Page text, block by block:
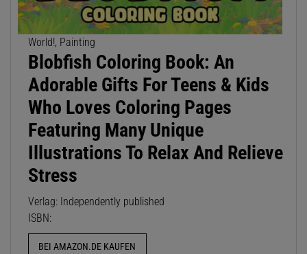
World!, Painting
Blobfish Coloring Book: An
Adorable Gifts For Teens & Kids
Who Loves Coloring Pages
Featuring Many Unique
Illustrations To Relax And Relieve
Stress
Verlag: Independently published
ISBN:
BEI AMAZON.DE KAUFEN